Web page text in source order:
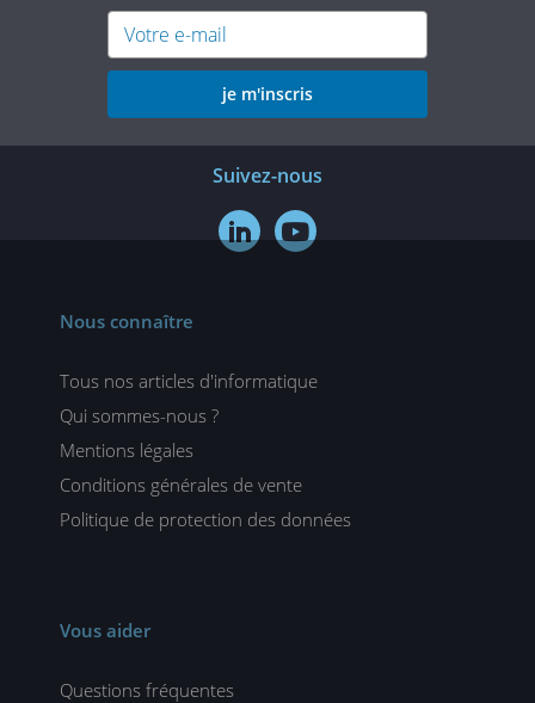
je m'inscris
Suivez-nous
 
Nous connaître
Tous nos articles d'informatique
Qui sommes-nous ?
Mentions légales
Conditions générales de vente
Politique de protection des données
Vous aider
Questions fréquentes